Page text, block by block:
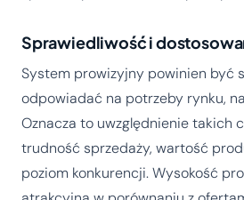
Sprawiedliwość i
System prowizyjny powinien być
odpowiadać na potrzeby rynku,
Oznacza to uwzględnienie takich
trudność sprzedaży, wartość
poziom konkurencji. Wysokość